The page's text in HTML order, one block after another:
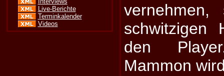
Live-Berichte
Terminkalender
Videos
schwitzigen
den
Mammon